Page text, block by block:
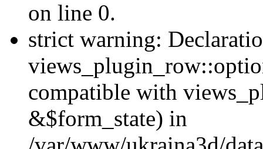
on line 0.
strict warning:
compatible with
&$form_state) in